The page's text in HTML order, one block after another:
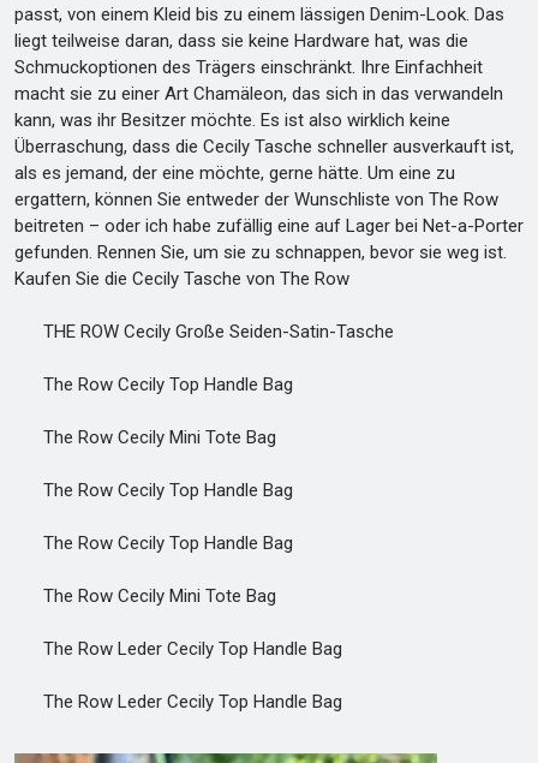
passt, von einem Kleid bis zu einem lässigen Denim-Look. Das
liegt teilweise daran, dass sie keine Hardware hat, was die
Schmuckoptionen des Trägers einschränkt. Ihre Einfachheit
macht sie zu einer Art Chamäleon, das sich in das verwandeln
kann, was ihr Besitzer möchte. Es ist also wirklich keine
Überraschung, dass die Cecily Tasche schneller ausverkauft ist,
als es jemand, der eine möchte, gerne hätte. Um eine zu
ergattern, können Sie entweder der Wunschliste von The Row
beitreten – oder ich habe zufällig eine auf Lager bei Net-a-Porter
gefunden. Rennen Sie, um sie zu schnappen, bevor sie weg ist.
Kaufen Sie die Cecily Tasche von The Row
THE ROW Cecily Große Seiden-Satin-Tasche
The Row Cecily Top Handle Bag
The Row Cecily Mini Tote Bag
The Row Cecily Top Handle Bag
The Row Cecily Top Handle Bag
The Row Cecily Mini Tote Bag
The Row Leder Cecily Top Handle Bag
The Row Leder Cecily Top Handle Bag